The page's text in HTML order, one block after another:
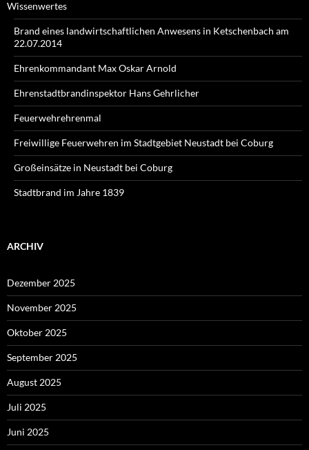
Wissenwertes
Brand eines landwirtschaftlichen Anwesens in Ketschenbach am
22.07.2014
Ehrenkommandant Max Oskar Arnold
Ehrenstadtbrandinspektor Hans Gehrlicher
Feuerwehrehrenmal
Freiwillige Feuerwehren im Stadtgebiet Neustadt bei Coburg
Großeinsätze in Neustadt bei Coburg
Stadtbrand im Jahre 1839
ARCHIV
Dezember 2025
November 2025
Oktober 2025
September 2025
August 2025
Juli 2025
Juni 2025